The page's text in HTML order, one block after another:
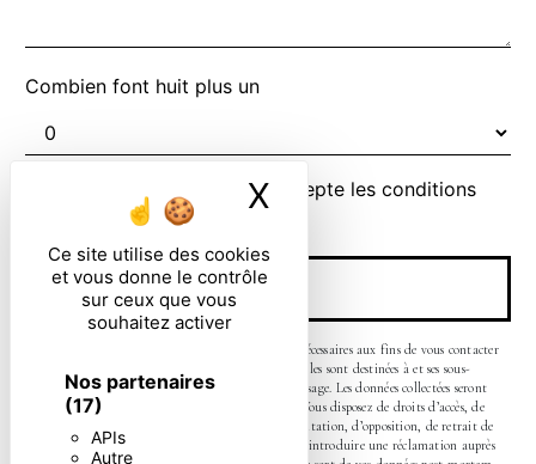
Ce site utilise des cookies
et vous donne le contrôle
sur ceux que vous
souhaitez activer
Nos partenaires
(17)
APIs
Autre
X Masquer le
Combien font huit plus un
En cochant cette case, j'accepte les conditions
particulières ci-dessous **
ENVOYER
** Les données personnelles communiquées sont nécessaires aux fins de vous contacter
et sont enregistrées dans un fichier informatisé. Elles sont destinées à et ses sous-
traitants dans le seul but de répondre à votre message. Les données collectées seront
communiquées aux seuls destinataires suivants: . Vous disposez de droits d’accès, de
rectification, d’effacement, de portabilité, de limitation, d’opposition, de retrait de
votre consentement à tout moment et du droit d’introduire une réclamation auprès